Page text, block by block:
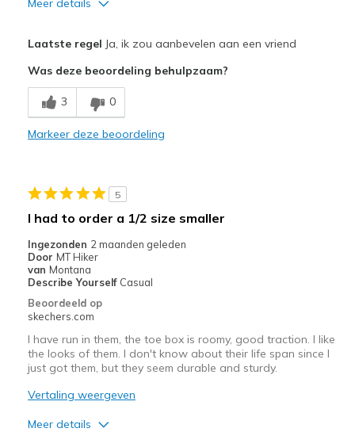
Meer details
Breathe Well
Comfortable
Casual Wear
Travel
Width
Sizing
View On Shoes
I'm Into Shoes
Laatste regel Ja, ik zou aanbevelen aan een vriend
Was deze beoordeling behulpzaam?
3 0
Markeer deze beoordeling
5
I had to order a 1/2 size smaller
Ingezonden 2 maanden geleden
Door MT Hiker
van Montana
Describe Yourself Casual
Beoordeeld op
skechers.com
I have run in them, the toe box is roomy, good traction. I like
the looks of them. I don't know about their life span since I
just got them, but they seem durable and sturdy.
Vertaling weergeven
Meer details